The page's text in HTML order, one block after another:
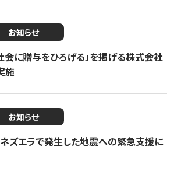
お知らせ
会に贈与をひろげる」を掲げる株式会社
施
お知らせ
ネズエラで発生した地震への緊急支援に